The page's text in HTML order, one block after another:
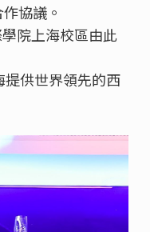
協議。
院上海校區由此
供世界領先的西